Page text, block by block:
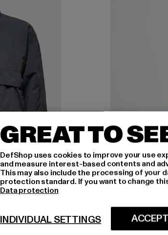
URBAN
Ladies
163,80 DKK
GREAT TO
DefShop uses cookies to improve your use
and measure interest-based contents and
This may also include the processing of your
protection standard. If you want to change
Data protection
ACCEPT
INDIVIDUAL SETTINGS